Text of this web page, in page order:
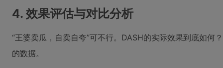
4. 效果评估与对比分析
“王婆卖瓜，自卖自夸”可不行。DASH的实际效果到底如何
的数据。